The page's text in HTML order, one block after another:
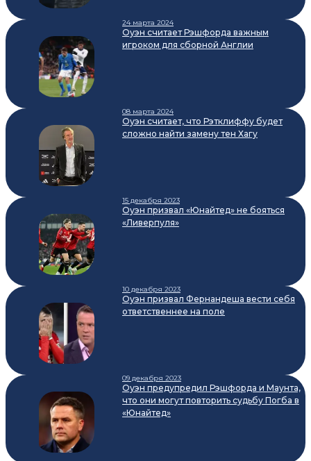
24 марта 2024
Оуэн считает Рэшфорда важным
игроком для сборной Англии
08 марта 2024
Оуэн считает, что Рэтклиффу будет
сложно найти замену тен Хагу
15 декабря 2023
Оуэн призвал «Юнайтед» не бояться
«Ливерпуля»
10 декабря 2023
Оуэн призвал Фернандеша вести себя
ответственнее на поле
09 декабря 2023
Оуэн предупредил Рэшфорда и Маунта,
что они могут повторить судьбу Погба в
«Юнайтед»